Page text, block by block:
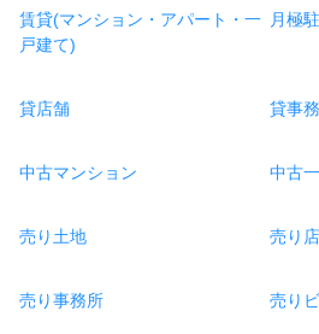
賃貸(マンション・アパート・一
戸建て)
月極
貸店舗 貸事
中古マンション 中古
売り土地 売り
売り事務所 売り